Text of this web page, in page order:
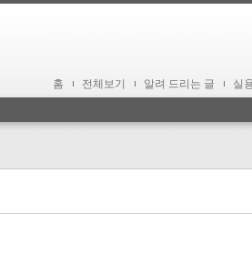
홈 전체보기 알려 드리는 글 실